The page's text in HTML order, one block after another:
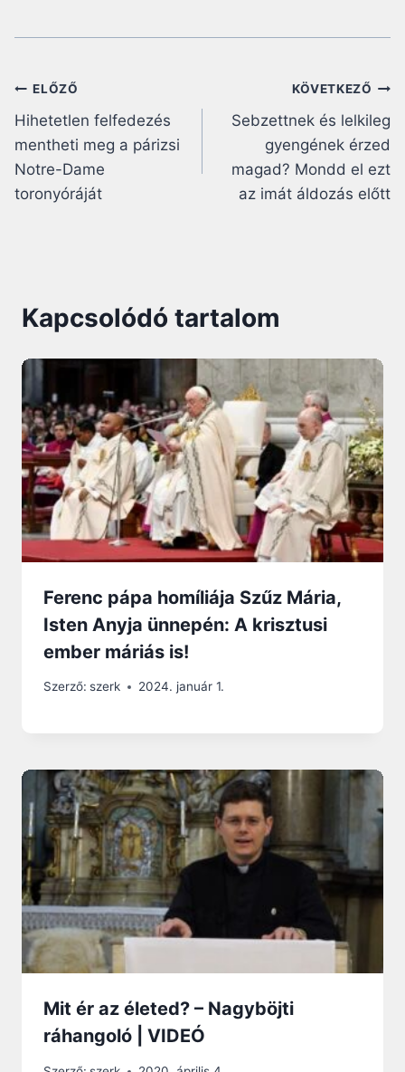
Bejegyzés
navigáció
ELŐZŐ
Hihetetlen felfedezés
mentheti meg a párizsi
Notre-Dame
toronyóráját
KÖVETKEZŐ
Sebzettnek és lelkileg
gyengének érzed
magad? Mondd el ezt
az imát áldozás előtt
Kapcsolódó tartalom
Ferenc pápa homíliája Szűz Mária,
Isten Anyja ünnepén: A krisztusi
ember máriás is!
Szerző: szerk 2024. január 1.
Mit ér az életed? – Nagyböjti
ráhangoló | VIDEÓ